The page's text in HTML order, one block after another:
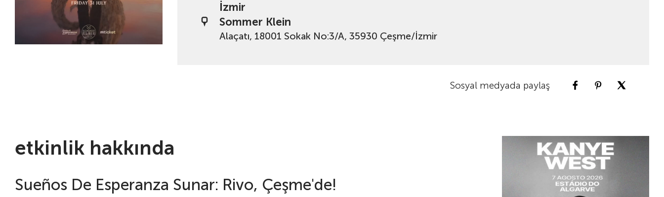
İzmir
Sommer Klein
Alaçatı, 18001 Sokak No:3/A, 35930 Çeşme/İzmir
Sosyal medyada paylaş
etkinlik hakkında
Sueños De Esperanza Sunar: Rivo, Çeşme'de!